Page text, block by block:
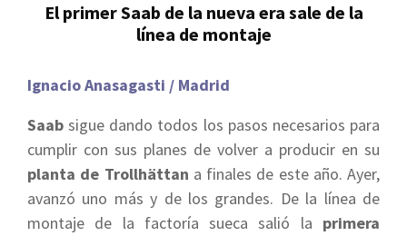
El primer Saab de la nueva era sale de la
línea de montaje
Ignacio Anasagasti / Madrid
Saab sigue dando todos los pasos necesarios para
cumplir con sus planes de volver a producir en su
planta de Trollhättan a finales de este año. Ayer,
avanzó uno más y de los grandes. De la línea de
montaje de la factoría sueca salió la primera